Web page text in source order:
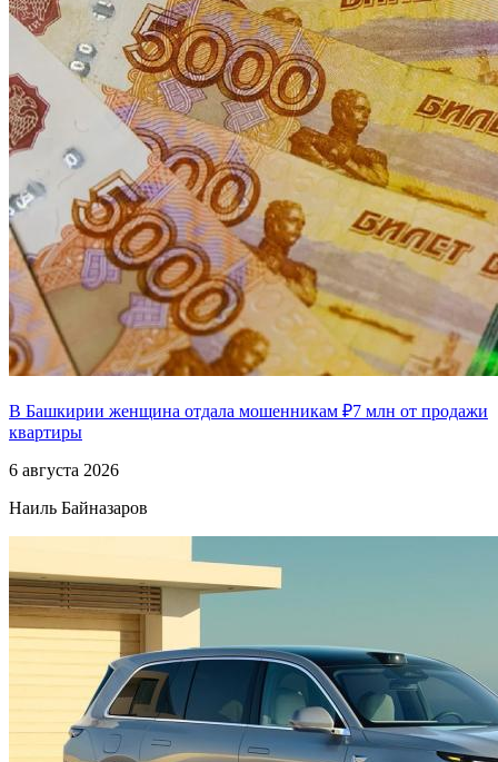
В Башкирии женщина отдала мошенникам ₽7 млн от продажи
квартиры
6 августа 2026
Наиль Байназаров